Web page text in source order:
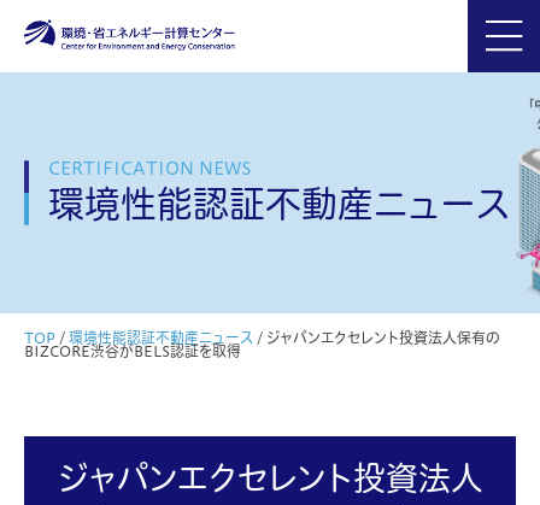
CERTIFICATION NEWS
環境性能認証不動産ニュース
TOP / 環境性能認証不動産ニュース / ジャパンエクセレント投資法人保有の
BIZCORE渋谷がBELS認証を取得
ジャパンエクセレント投資法人